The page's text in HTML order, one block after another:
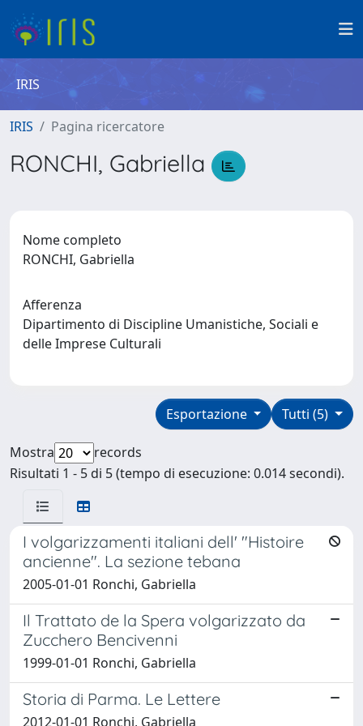
IRIS
IRIS Pagina ricercatore
RONCHI, Gabriella
Nome completo
RONCHI, Gabriella
Afferenza
Dipartimento di Discipline Umanistiche, Sociali e
delle Imprese Culturali
Tutti (5)
Esportazione
Mostra
records
Risultati 1 - 5 di 5 (tempo di esecuzione: 0.014 secondi).
I volgarizzamenti italiani dell' "Histoire
ancienne". La sezione tebana
2005-01-01 Ronchi, Gabriella
Il Trattato de la Spera volgarizzato da
Zucchero Bencivenni
1999-01-01 Ronchi, Gabriella
Storia di Parma. Le Lettere
2012-01-01 Ronchi, Gabriella